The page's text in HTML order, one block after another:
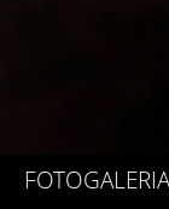
FOTOGALERIA